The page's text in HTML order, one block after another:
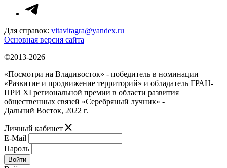
Для справок: vitavitagra@yandex.ru
Основная версия сайта
©2013-2026
«Посмотри на Владивосток» - победитель в номинации
«Развитие и продвижение территорий» и обладатель ГРАН-
ПРИ XI региональной премии в области развития
общественных связей «Серебряный лучник» -
Дальний Восток, 2022 г.
Личный кабинет
E-Mail
Пароль
Войти